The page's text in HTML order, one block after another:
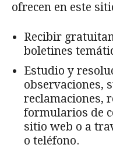
ofrecen en este
Recibir
boletines
Estudio y
observaciones,
reclamaciones,
formularios de
sitio web o a
o teléfono.